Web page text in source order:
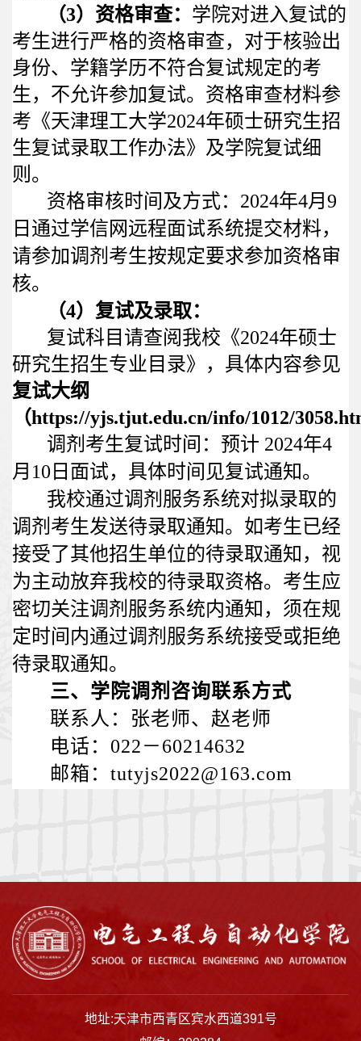
（3）资格审查： 学院对进入复试的
考生进行严格的资格审查，对于核验出
身份、学籍学历不符合复试规定的考
生，不允许参加复试。资格审查材料参
考《天津理工大学2024年硕士研究生招
生复试录取工作办法》及学院复试细
则。
资格审核时间及方式： 2024年4月 9
日通过学信网远程面试系统提交材料，
请参加调剂考生按规定要求参加资格审
核。
（4）复试及录取：
复试科目请查阅我校《2024年硕士
研究生招生专业目录》，具体内容参见
复试大纲
（https://yjs.tjut.edu.cn/info/1012/
调剂考生复试时间：预计 2024年4
月 10 日面试，具体时间见复试通知。
我校通过调剂服务系统对拟录取的
调剂考生发送待录取通知。如考生已经
接受了其他招生单位的待录取通知，视
为主动放弃我校的待录取资格。考生应
密切关注调剂服务系统内通知，须在规
定时间内通过调剂服务系统接受或拒绝
待录取通知。
三、学院调剂咨询联系方式
联系人：张老师、赵老师
电话： 022－60214632
邮箱： tutyjs2022@163.com
地址:天津市西青区宾水西道391号